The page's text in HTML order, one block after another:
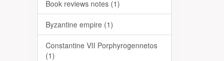
Book reviews notes (1)
Byzantine empire (1)
Constantine VII Porphyrogennetos
(1)